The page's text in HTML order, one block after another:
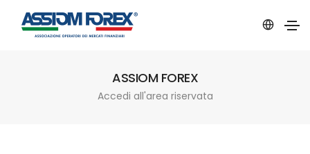
ASSIOM FOREX
Accedi all'area riservata